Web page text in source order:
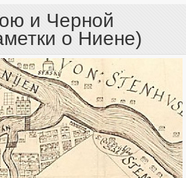
и Черной
о Ниене)